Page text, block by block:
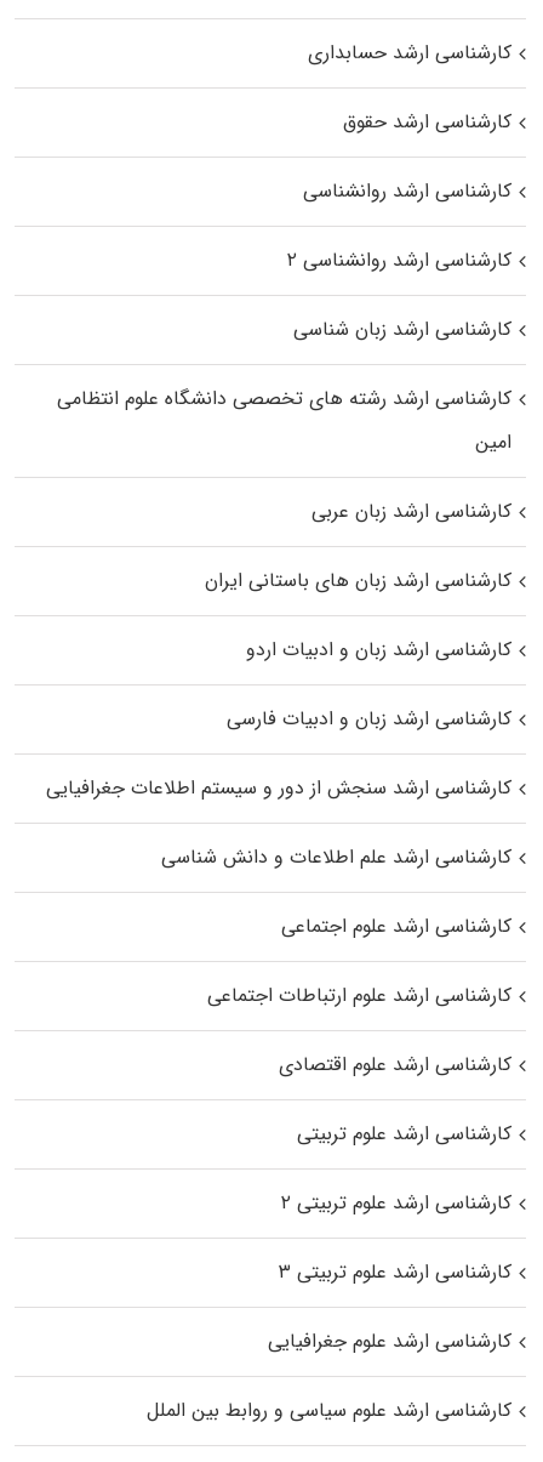
کارشناسی ارشد حسابداری
کارشناسی ارشد حقوق
کارشناسی ارشد روانشناسی
کارشناسی ارشد روانشناسی ۲
کارشناسی ارشد زبان شناسی
کارشناسی ارشد رﺷﺘﻪ ﻫﺎی تخصصی داﻧﺸﮕﺎه ﻋﻠﻮم انتظامی
اﻣﻴﻦ
کارشناسی ارشد زبان عربی
کارشناسی ارشد زبان‌ های باستانی ایران
کارشناسی ارشد زبان و ادبیات اردو
کارشناسی ارشد زبان و ادبیات فارسی
کارشناسی ارشد سنجش از دور و سیستم اطلاعات جغرافیایی
کارشناسی ارشد علم اطلاعات و دانش شناسی
کارشناسی ارشد علوم اجتماعی
کارشناسی ارشد علوم ارتباطات اجتماعی
کارشناسی ارشد علوم اقتصادی
کارشناسی ارشد علوم تربیتی
کارشناسی ارشد علوم تربیتی ۲
کارشناسی ارشد علوم تربیتی ۳
کارشناسی ارشد علوم جغرافیایی
کارشناسی ارشد علوم سیاسی و روابط بین الملل